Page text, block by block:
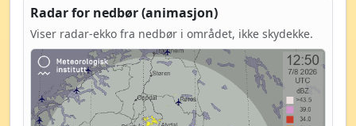
Radar for nedbør (animasjon)
Viser radar-ekko fra nedbør i området, ikke skydekke.